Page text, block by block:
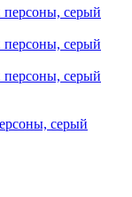
серый